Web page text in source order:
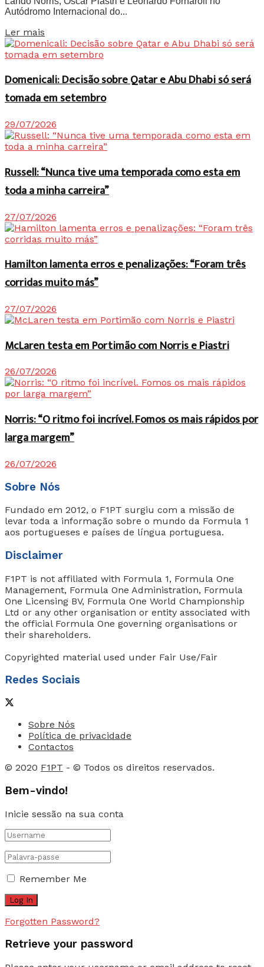
Autódromo Internacional do...
Ler mais
Domenicali: Decisão sobre Qatar e Abu Dhabi só será
tomada em setembro
29/07/2026
Russell: “Nunca tive uma temporada como esta em
toda a minha carreira”
27/07/2026
Hamilton lamenta erros e penalizações: “Foram três
corridas muito más”
27/07/2026
McLaren testa em Portimão com Norris e Piastri
26/07/2026
Norris: “O ritmo foi incrível. Fomos os mais rápidos por
larga margem”
26/07/2026
Sobre Nós
Fundado em 2012, o F1PT surgiu com a missão de
levar toda a informação sobre o mundo da Formula 1
aos portugueses e países de língua portuguesa.
Disclaimer
F1PT is not affiliated with Formula 1, Formula One
Management, Formula One Administration, Formula
One Licensing BV, Formula One World Championship
Ltd or any other organisation or entity associated with
the official Formula One governing organisations or
their shareholders.
Copyrighted material used under Fair Use/Fair
Redes Sociais
Sobre Nós
Política de privacidade
Contactos
© 2020 F1PT - © Todos os direitos reservados.
Bem-vindo!
Inicie sessão na sua conta
Remember Me
Forgotten Password?
Retrieve your password